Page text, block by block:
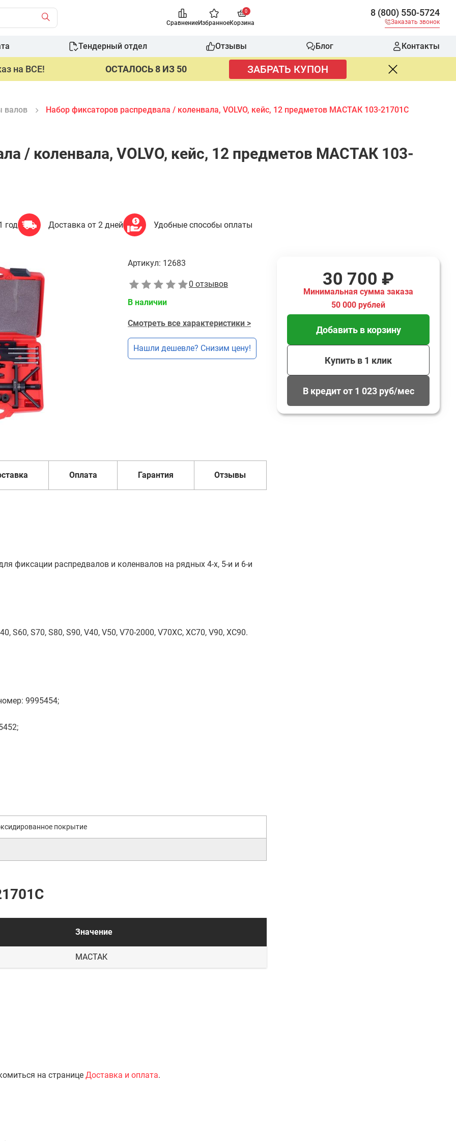
СравнениеИзбранное
0
Корзина
8 (800) 550-5724
Заказать звонок
Тендерный отдел Отзывы Блог Контакты
на ВСЕ! ОСТАЛОСЬ 8 ИЗ 50 ЗАБРАТЬ КУПОН
валов Набор фиксаторов распредвала / коленвала, VOLVO, кейс, 12 предметов МАСТАК 103-21701C
/ коленвала, VOLVO, кейс, 12 предметов МАСТАК 103-
год Доставка от 2 дней Удобные способы оплаты
Артикул: 12683
0 отзывов
В наличии
Смотреть все характеристики >
Нашли дешевле? Снизим цену!
Оплата Гарантия Отзывы
фиксации распредвалов и коленвалов на рядных 4-х, 5-и и 6-и
S60, S70, S80, S90, V40, V50, V70-2000, V70XC, XC70, V90, XC90.
9995454;
покрытие
Значение
МАСТАК
на странице Доставка и оплата.
30 700 ₽
Минимальная сумма заказа
50 000 рублей
Добавить в корзину
Купить в 1 клик
В кредит от 1 023 руб/мес